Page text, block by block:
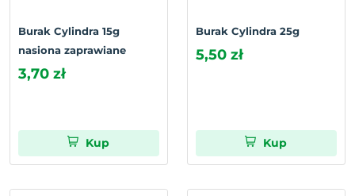
Burak Cylindra 15g
nasiona zaprawiane
3,70 zł
Kup
Burak Cylindra 25g
5,50 zł
Kup